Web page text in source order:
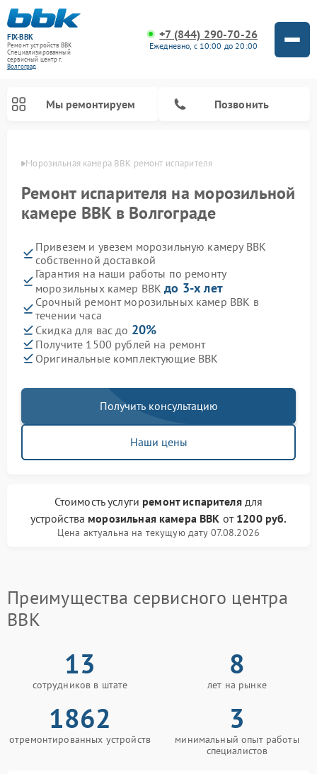
FIX-BBK
Ремонт устройств BBK
Специализированный
cервисный центр г.
Волгоград
+7 (844) 290-70-26
Ежедневно, с 10:00 до 20:00
Мы ремонтируем Позвонить
Морозильная камера BBK ремонт испарителя
Ремонт испарителя на морозильной
камере BBK в Волгограде
Привезем и увезем морозильную камеру BBK
собственной доставкой
Гарантия на наши работы по ремонту
морозильных камер BBKдо 3-х лет
Срочный ремонт морозильных камер BBK в
течении часа
Скидка для вас до 20%
Получите 1500 рублей на ремонт
Оригинальные комплектующие BBK
Получить консультацию
Наши цены
Стоимость услуги ремонт испарителядля
устройства морозильная камера BBK от 1200 руб.
Цена актуальна на текущую дату 07.08.2026
Преимущества сервисного центра
BBK
13
сотрудников в штате
8
лет на рынке
1862
отремонтированных устройств
3
минимальный опыт работы
специалистов